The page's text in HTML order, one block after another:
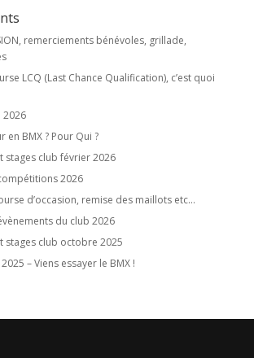
remerciements bénévoles, grillade,
LCQ (Last Chance Qualification), c’est quoi
2026
en BMX ? Pour Qui ?
stages club février 2026
2026
d’occasion, remise des maillots etc…
du club 2026
stages club octobre 2025
– Viens essayer le BMX !